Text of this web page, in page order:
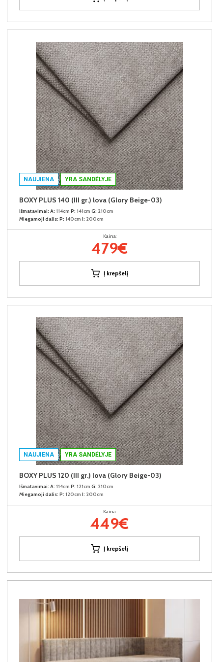
NAUJIENA YRA SANDĖLYJE
BOXY PLUS 140 (III gr.) lova (Glory Beige-03)
Išmatavimai: A: 114cm P: 141cm G: 210cm
Miegamoji dalis: P: 140cm I: 200cm
Kaina:
479€
Į krepšelį
NAUJIENA YRA SANDĖLYJE
BOXY PLUS 120 (III gr.) lova (Glory Beige-03)
Išmatavimai: A: 114cm P: 121cm G: 210cm
Miegamoji dalis: P: 120cm I: 200cm
Kaina:
449€
Į krepšelį